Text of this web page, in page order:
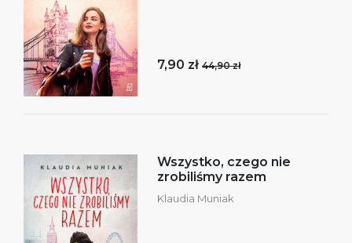
7,90 zł 44,90 zł
Wszystko, czego nie
zrobiliśmy razem
Klaudia Muniak